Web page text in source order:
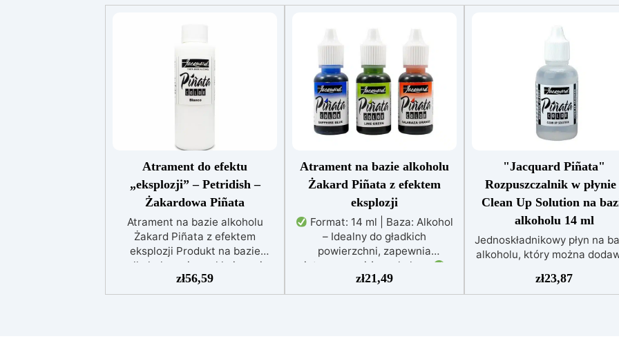
Atrament do efektu
„eksplozji” – Petridish –
Żakardowa Piñata
Atrament na bazie alkoholu
Żakard Piñata z efektem
eksplozji Produkt na bazie
alkoholu o niezwykle jasnej
barwie, niezbędny do uzyskania
słynnego efektu „eksplozji” na
zł56,59
Atrament na bazie alkoholu
Żakard Piñata z efektem
eksplozji
Format: 14 ml | Baza: Alkohol
– Idealny do gładkich
powierzchni, zapewnia
intensywne i żywe kolory.
Efekt eksplozji: Połącz tusz z
żywicą, aby uzyskać
zł21,49
"Jacquard Piñata"
Rozpuszczalnik w płynie
Clean Up Solution na
alkoholu 14 ml
Jednoskładnikowy płyn na
alkoholu, który można
uzyskania nowych,
niesamowitych odcieni.
zł23,87